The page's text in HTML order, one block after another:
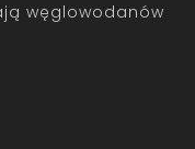
węglowodanów